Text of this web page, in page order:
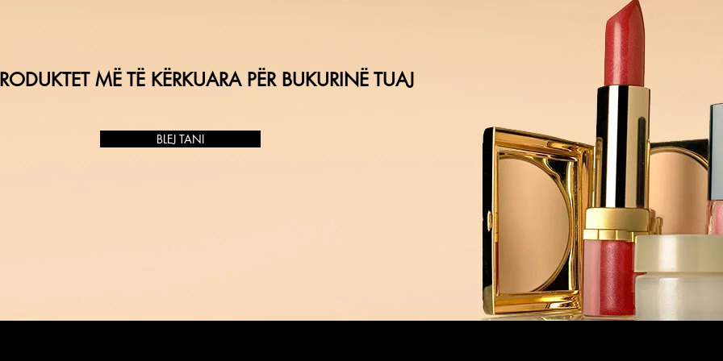
MË TË KËRKUARA PËR BUKURINË TUAJ
BLEJ TANI